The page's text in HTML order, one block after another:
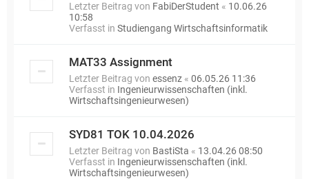
Letzter Beitrag von FabiDerStudent « 10.06.26
10:58
Verfasst in Studiengang Wirtschaftsinformatik
MAT33 Assignment
Letzter Beitrag von essenz « 06.05.26 11:36
Verfasst in Ingenieurwissenschaften (inkl.
Wirtschaftsingenieurwesen)
SYD81 TOK 10.04.2026
Letzter Beitrag von BastiSta « 13.04.26 08:50
Verfasst in Ingenieurwissenschaften (inkl.
Wirtschaftsingenieurwesen)